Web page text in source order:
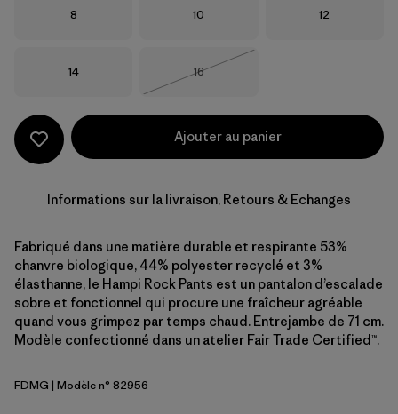
Taille
8 Taille
10 Taille
12
Taille
14 Taille
16
Ajouter au panier
Informations sur la livraison, Retours & Echanges
Fabriqué dans une matière durable et respirante 53%
chanvre biologique, 44% polyester recyclé et 3%
élasthanne, le Hampi Rock Pants est un pantalon d’escalade
sobre et fonctionnel qui procure une fraîcheur agréable
quand vous grimpez par temps chaud. Entrejambe de 71 cm.
Modèle confectionné dans un atelier Fair Trade Certified™.
Faded Magenta
FDMG | Modèle n° 82956